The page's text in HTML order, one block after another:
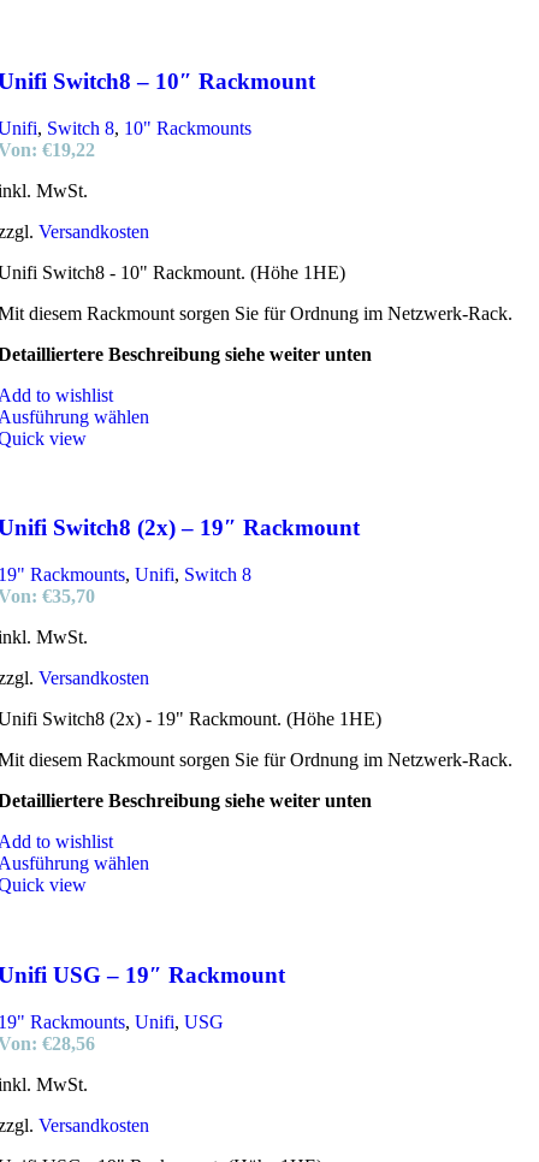
Switch8 – 10″ Rackmount
, Switch 8, 10" Rackmounts
€19,22
MwSt.
Versandkosten
Switch8 - 10" Rackmount. (Höhe 1HE)
diesem Rackmount sorgen Sie für Ordnung im Netzwerk-Rack.
Beschreibung siehe weiter unten
to wishlist
wählen
view
Switch8 (2x) – 19″ Rackmount
Rackmounts, Unifi, Switch 8
€35,70
MwSt.
Versandkosten
Switch8 (2x) - 19" Rackmount. (Höhe 1HE)
diesem Rackmount sorgen Sie für Ordnung im Netzwerk-Rack.
Beschreibung siehe weiter unten
to wishlist
wählen
view
USG – 19″ Rackmount
Rackmounts, Unifi, USG
€28,56
MwSt.
Versandkosten